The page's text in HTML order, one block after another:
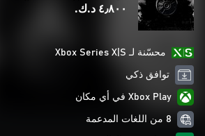
٤٫٨٠٠ د.ك.‏
محسّنة لـ Xbox Series X|S
توافق ذكي
Xbox Play في أي مكان
8 من اللغات المدعمة